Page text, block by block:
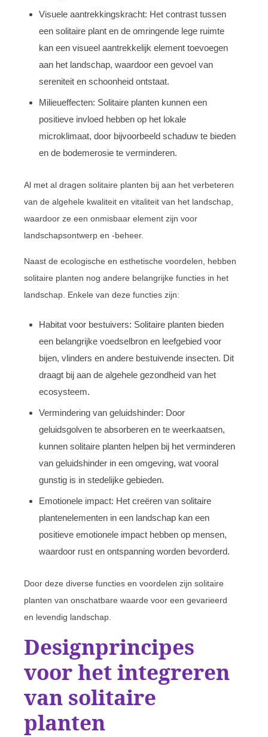
Visuele aantrekkingskracht: Het contrast tussen
een solitaire plant en de omringende lege ruimte
kan een visueel aantrekkelijk element toevoegen
aan het landschap, waardoor een gevoel van
sereniteit en schoonheid ontstaat.
Milieueffecten: Solitaire planten kunnen een
positieve invloed hebben op het lokale
microklimaat, door bijvoorbeeld schaduw te bieden
en de bodemerosie te verminderen.
Al met al dragen solitaire planten bij aan het verbeteren
van de algehele kwaliteit en vitaliteit van het landschap,
waardoor ze een onmisbaar element zijn voor
landschapsontwerp en -beheer.
Naast de ecologische en esthetische voordelen, hebben
solitaire planten nog andere belangrijke functies in het
landschap. Enkele van deze functies zijn:
Habitat voor bestuivers: Solitaire planten bieden
een belangrijke voedselbron en leefgebied voor
bijen, vlinders en andere bestuivende insecten. Dit
draagt bij aan de algehele gezondheid van het
ecosysteem.
Vermindering van geluidshinder: Door
geluidsgolven te absorberen en te weerkaatsen,
kunnen solitaire planten helpen bij het verminderen
van geluidshinder in een omgeving, wat vooral
gunstig is in stedelijke gebieden.
Emotionele impact: Het creëren van solitaire
plantenelementen in een landschap kan een
positieve emotionele impact hebben op mensen,
waardoor rust en ontspanning worden bevorderd.
Door deze diverse functies en voordelen zijn solitaire
planten van onschatbare waarde voor een gevarieerd
en levendig landschap.
Designprincipes
voor het integreren
van solitaire
planten